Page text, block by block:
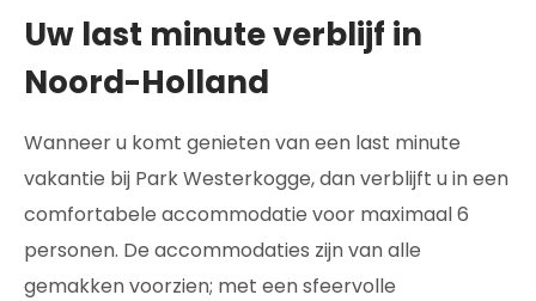
Uw last minute verblijf in
Noord-Holland
Wanneer u komt genieten van een last minute
vakantie bij Park Westerkogge, dan verblijft u in een
comfortabele accommodatie voor maximaal 6
personen. De accommodaties zijn van alle
gemakken voorzien; met een sfeervolle